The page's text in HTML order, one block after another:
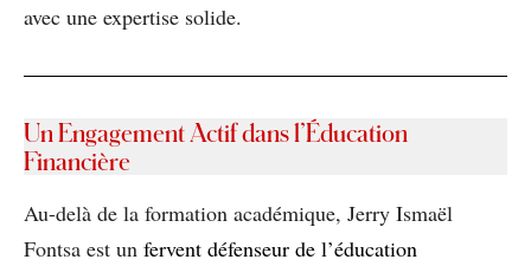
avec une expertise solide.
Un Engagement Actif dans l’Éducation
Financière
Au-delà de la formation académique, Jerry Ismaël
Fontsa est un fervent défenseur de l’éducation